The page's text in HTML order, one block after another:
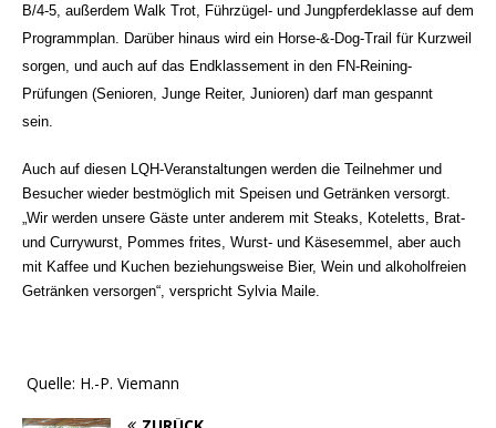
B/4-5, außerdem Walk Trot, Führzügel- und Jungpferdeklasse auf dem
Programmplan. Darüber hinaus wird ein Horse-&-Dog-Trail für Kurzweil
sorgen, und auch auf das Endklassement in den FN-Reining-
Prüfungen (Senioren, Junge Reiter, Junioren) darf man gespannt
sein.
Auch auf diesen LQH-Veranstaltungen werden die Teilnehmer und
Besucher wieder bestmöglich mit Speisen und Getränken versorgt.
„Wir werden unsere Gäste unter anderem mit Steaks, Koteletts, Brat-
und Currywurst, Pommes frites, Wurst- und Käsesemmel, aber auch
mit Kaffee und Kuchen beziehungsweise Bier, Wein und alkoholfreien
Getränken versorgen“, verspricht Sylvia Maile.
Quelle: H.-P. Viemann